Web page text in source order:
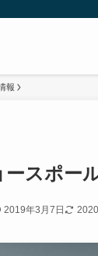
報
ースポー
2019年3月7日